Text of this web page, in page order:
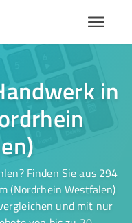
in
Finden Sie aus 294
(Nordrhein Westfalen)
und mit nur